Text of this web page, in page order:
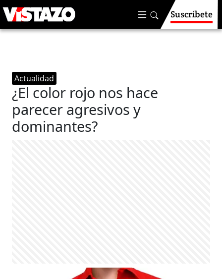
Suscríbete
Actualidad
¿El color rojo nos hace
parecer agresivos y
dominantes?